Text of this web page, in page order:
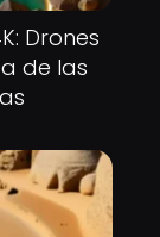
Drones
de las